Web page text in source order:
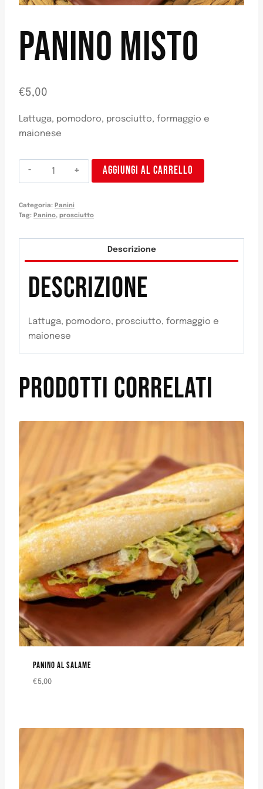
PANINO MISTO
€5,00
Lattuga, pomodoro, prosciutto, formaggio e
maionese
Bocadillo
Mixto
AGGIUNGI AL CARRELLO
Categoria: Panini
Tag: Panino, prosciutto
Descrizione
DESCRIZIONE
Lattuga, pomodoro, prosciutto, formaggio e
maionese
PRODOTTI CORRELATI
PANINO AL SALAME
€5,00